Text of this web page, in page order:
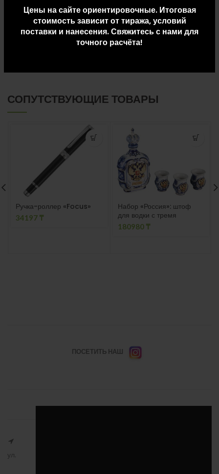
Цены на сайте ориентировочные. Итоговая
стоимость зависит от тиража, условий
поставки и нанесения. Свяжитесь с нами для
точного расчёта!
Материалы товара
СОПУТСТВУЮЩИЕ ТОВАРЫ
Ручка-роллер «Focus»
34197 ₸
Набор «Россия»: штоф
для водки с тремя
стопками
180980 ₸
ПОСЕТИТЬ НАШ
ул.